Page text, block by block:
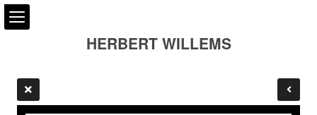
HERBERT WILLEMS